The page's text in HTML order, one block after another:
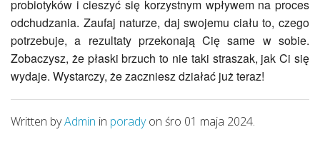
probiotyków i cieszyć się korzystnym wpływem na proces
odchudzania. Zaufaj naturze, daj swojemu ciału to, czego
potrzebuje, a rezultaty przekonają Cię same w sobie.
Zobaczysz, że płaski brzuch to nie taki straszak, jak Ci się
wydaje. Wystarczy, że zaczniesz działać już teraz!
Written byAdmin in poradyon śro 01 maja 2024.